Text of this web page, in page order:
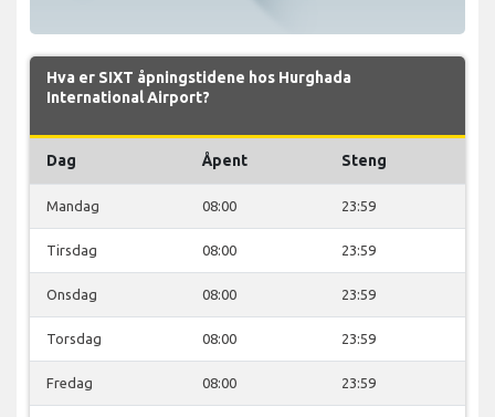
Hva er SIXT åpningstidene hos Hurghada
International Airport?
Dag Åpent Steng
Mandag 08:00 23:59
Tirsdag 08:00 23:59
Onsdag 08:00 23:59
Torsdag 08:00 23:59
Fredag 08:00 23:59